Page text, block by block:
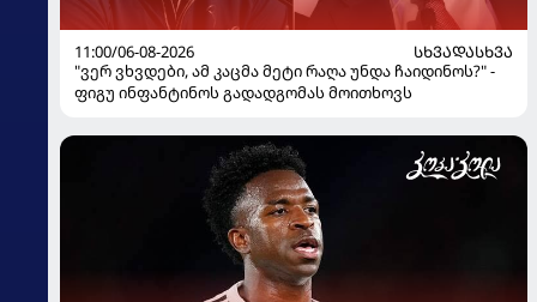
11:00/06-08-2026
ᲡᲮᲕᲐᲓᲐᲡᲮᲕᲐ
"ვერ ვხვდები, ამ კაცმა მეტი რაღა უნდა ჩაიდინოს?" -
ფიგუ ინფანტინოს გადადგომას მოითხოვს